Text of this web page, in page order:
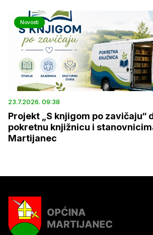
Novosti
23.7.2026. 09:38
Projekt „S knjigom po zavičaju“
pokretnu knjižnicu i
Martijanec